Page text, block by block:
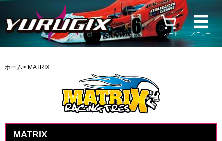
カート メニュー
ホーム> MATRIX
MATRIX